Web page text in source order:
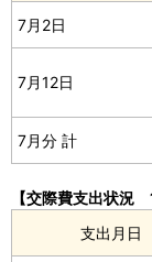
7月2日
7月12日
7月分 計
【交際費支出状況
支出月日